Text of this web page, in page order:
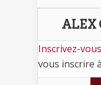
ALEX
Inscrivez-vous
vous inscrire